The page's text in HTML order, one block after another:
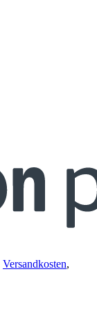
Versandkosten,